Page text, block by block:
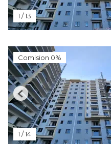
1 /13
Comision 0%
1 /14
Previous